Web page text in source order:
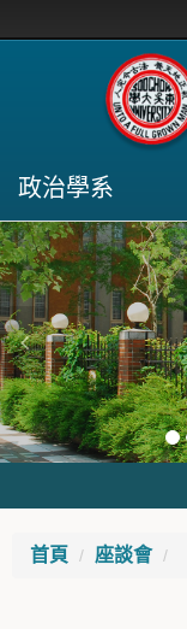
政治學系
首頁 座談會